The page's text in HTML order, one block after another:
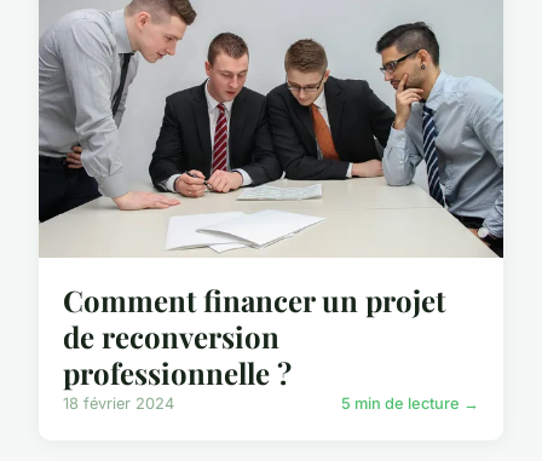
Comment financer un projet
de reconversion
professionnelle ?
18 février 2024 5 min de lecture →